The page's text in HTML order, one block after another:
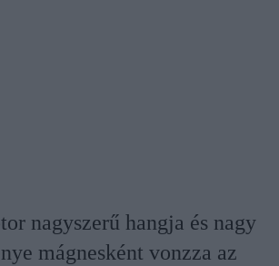
nagyszerű hangja és nagy
mágnesként vonzza az